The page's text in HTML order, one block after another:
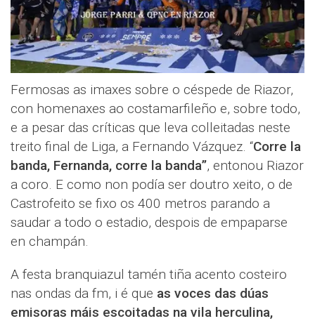
Fermosas as imaxes sobre o céspede de Riazor,
con homenaxes ao costamarfileño e, sobre todo,
e a pesar das críticas que leva colleitadas neste
treito final de Liga, a Fernando Vázquez. “Corre la
banda, Fernanda, corre la banda”, entonou Riazor
a coro. E como non podía ser doutro xeito, o de
Castrofeito se fixo os 400 metros parando a
saudar a todo o estadio, despois de empaparse
en champán.
A festa branquiazul tamén tiña acento costeiro
nas ondas da fm, i é que as voces das dúas
emisoras máis escoitadas na vila herculina,